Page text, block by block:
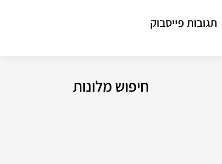
תגובות פייסבוק
חיפוש מלונות